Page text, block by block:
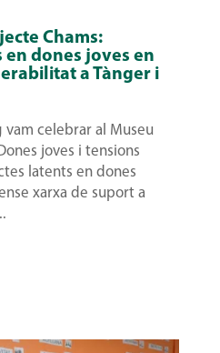
Chams:
dones joves en
a Tànger i
vam celebrar al Museu
joves i tensions
latents en dones
xarxa de suport a